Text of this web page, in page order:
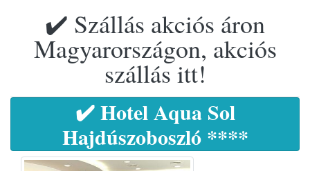
✔️ Szállás akciós áron
Magyarországon, akciós
szállás itt!
✔️ Hotel Aqua Sol
Hajdúszoboszló ****